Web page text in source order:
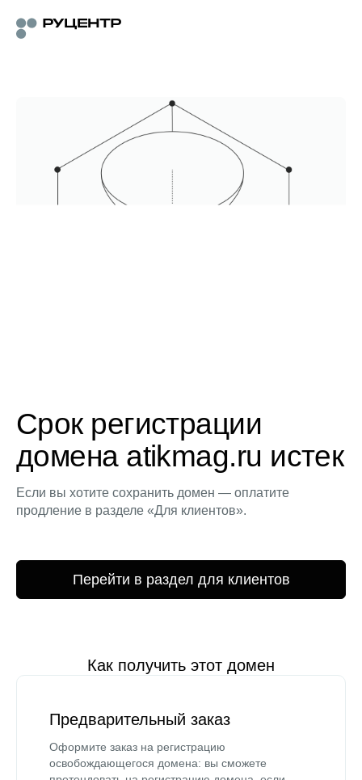
Срок регистрации
домена atikmag.ru истек
Если вы хотите сохранить домен — оплатите
продление в разделе «Для клиентов».
Перейти в раздел для клиентов
Как получить этот домен
Предварительный заказ
Оформите заказ на регистрацию
освобождающегося домена: вы сможете